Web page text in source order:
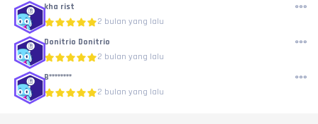
kha rist
2 bulan yang lalu
Donitrio Donitrio
2 bulan yang lalu
B********
2 bulan yang lalu